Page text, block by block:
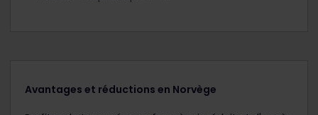
Avantages et réductions en Norvège